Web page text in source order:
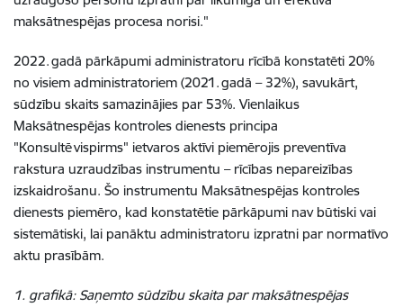
maksātnespējas procesa norisi."
2022. gadā pārkāpumi administratoru rīcībā konstatēti 20%
no visiem administratoriem (2021. gadā – 32%), savukārt,
sūdzību skaits samazinājies par 53%. Vienlaikus
Maksātnespējas kontroles dienests principa
"Konsultē vispirms" ietvaros aktīvi piemērojis preventīva
rakstura uzraudzības instrumentu – rīcības nepareizības
izskaidrošanu. Šo instrumentu Maksātnespējas kontroles
dienests piemēro, kad konstatētie pārkāpumi nav būtiski vai
sistemātiski, lai panāktu administratoru izpratni par normatīvo
aktu prasībām.
1. grafikā: Saņemto sūdzību skaita par maksātnespējas